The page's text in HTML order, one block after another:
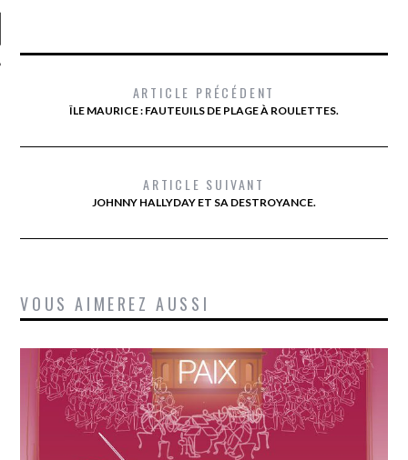
ARTICLE PRÉCÉDENT
ÎLE MAURICE : FAUTEUILS DE PLAGE À ROULETTES.
ARTICLE SUIVANT
JOHNNY HALLYDAY ET SA DESTROYANCE.
VOUS AIMEREZ AUSSI